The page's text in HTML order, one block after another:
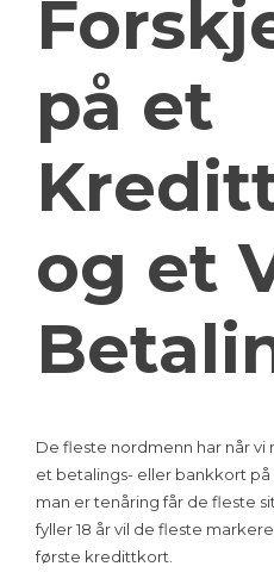
på et
og et
De fleste nordmenn har når vi
et betalings- eller bankkort
man er tenåring får de fleste
fyller 18 år vil de fleste
første kredittkort.